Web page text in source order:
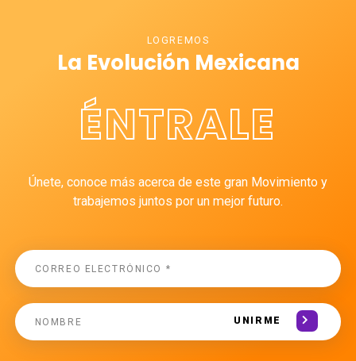
LOGREMOS
La Evolución Mexicana
ÉNTRALE
Únete, conoce más acerca de este gran Movimiento y
trabajemos juntos por un mejor futuro.
UNIRME